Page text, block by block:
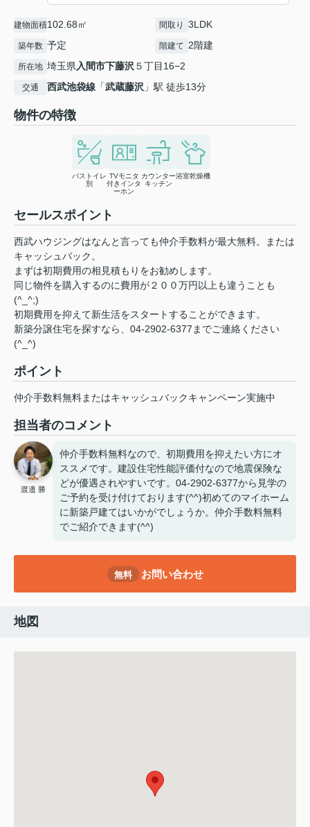
建物面積102.68㎡ 間取り 3LDK
築年数 予定 階建て 2階建
所在地 埼玉県入間市下藤沢５丁目16−2
交通 西武池袋線 「武蔵藤沢 」駅 徒歩13分
物件の特徴
バストイレ
別
TVモニタ
付きインタ
ーホン
カウンター
キッチン
浴室乾燥機
セールスポイント
西武ハウジングはなんと言っても仲介手数料が最大無料。または
キャッシュバック。
まずは初期費用の相見積もりをお勧めします。
同じ物件を購入するのに費用が２００万円以上も違うことも
(^_^;)
初期費用を抑えて新生活をスタートすることができます。
新築分譲住宅を探すなら、04-2902-6377までご連絡ください
(^_^)
ポイント
仲介手数料無料またはキャッシュバックキャンペーン実施中
担当者のコメント
渡邉 勝
仲介手数料無料なので、初期費用を抑えたい方にオ
ススメです。建設住宅性能評価付なので地震保険な
どが優遇されやすいです。04-2902-6377から見学の
ご予約を受け付けております(^^)初めてのマイホーム
に新築戸建てはいかがでしょうか。仲介手数料無料
でご紹介できます(^^)
無料 お問い合わせ
地図